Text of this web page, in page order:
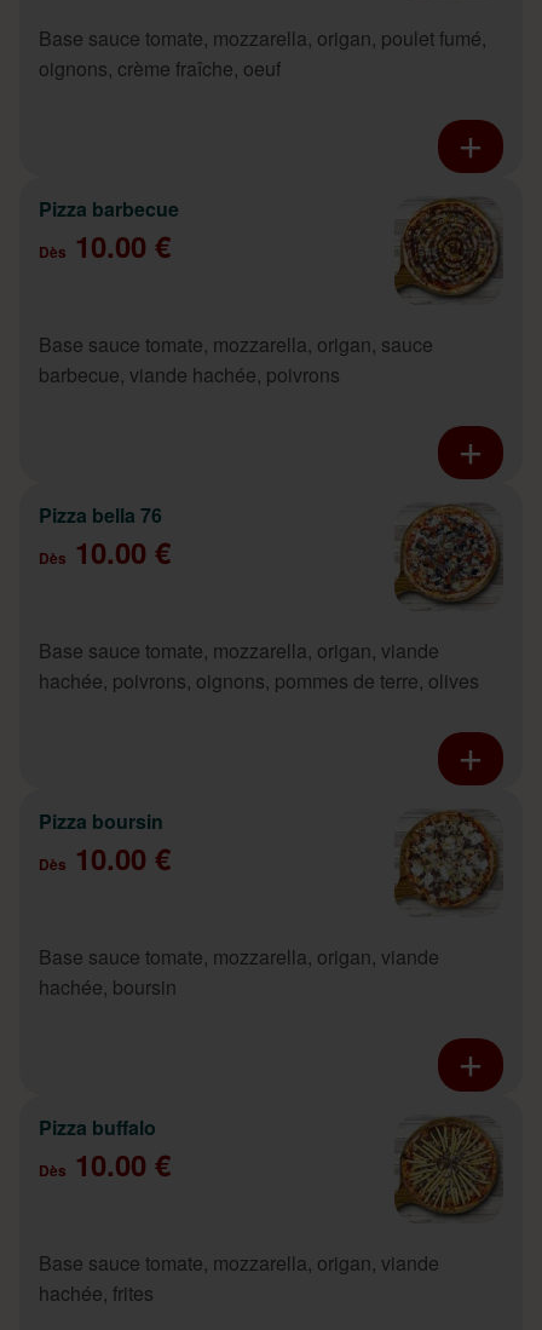
Base sauce tomate, mozzarella, origan, poulet fumé,
oignons, crème fraîche, oeuf
Pizza barbecue
Dès 10.00 €
Base sauce tomate, mozzarella, origan, sauce
barbecue, viande hachée, poivrons
Pizza bella 76
Dès 10.00 €
Base sauce tomate, mozzarella, origan, viande
hachée, poivrons, oignons, pommes de terre, olives
Pizza boursin
Dès 10.00 €
Base sauce tomate, mozzarella, origan, viande
hachée, boursin
Pizza buffalo
Dès 10.00 €
Base sauce tomate, mozzarella, origan, viande
hachée, frites